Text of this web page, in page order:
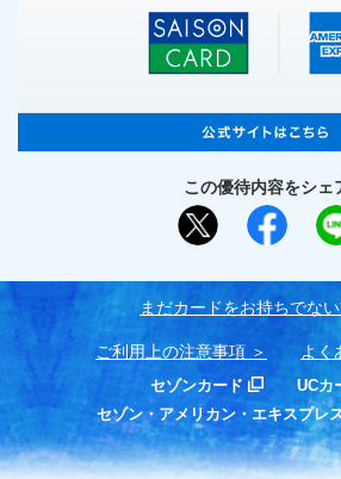
この優待内容をシェ
まだカードをお持ちでな
ご利用上の注意事項 よく
セゾンカード
UCカ
セゾン・アメリカン・エキスプレ